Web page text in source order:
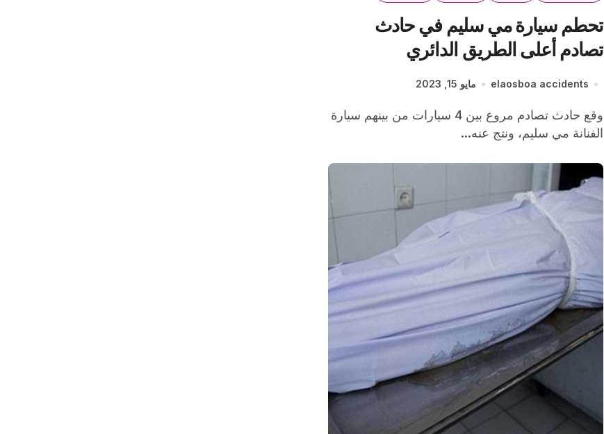
تحطم سيارة مي سليم في حادث
تصادم أعلى الطريق الدائري
elaosboa accidents مايو 15, 2023
وقع حادث تصادم مروع بين 4 سيارات من بينهم سيارة
الفنانة مي سليم، ونتج عنه...